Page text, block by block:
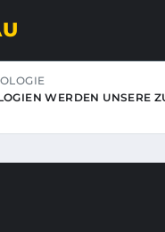
WERDEN UNSERE